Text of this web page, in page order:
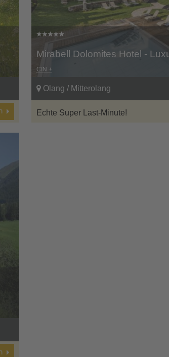
Mirabell Dolomites Hotel -
CIN +
Olang / Mitterolang
Echte Super Last-Minute!